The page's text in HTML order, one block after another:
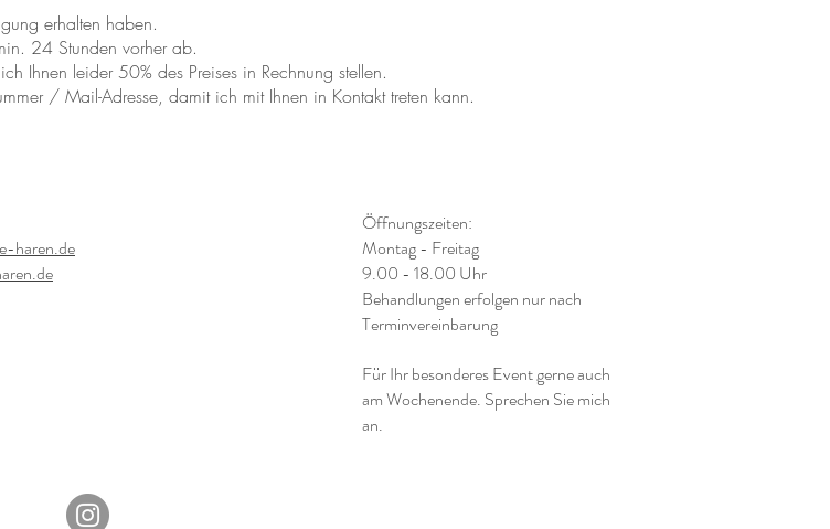
erhalten haben.
24 Stunden vorher ab.
Ihnen leider 50% des Preises in Rechnung stellen.
/ Mail-Adresse, damit ich mit Ihnen in Kontakt treten kann.
haren.de
Öffnungszeiten:
Montag - Freitag
9.00 - 18.00 Uhr
Behandlungen erfolgen nur nach
Terminvereinbarung
Für Ihr besonderes Event gerne auch
am Wochenende. Sprechen Sie mich
an.